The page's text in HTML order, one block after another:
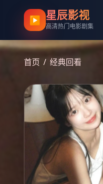
▶ 星辰影视
高清热门电影剧集
首页 / 经典回看